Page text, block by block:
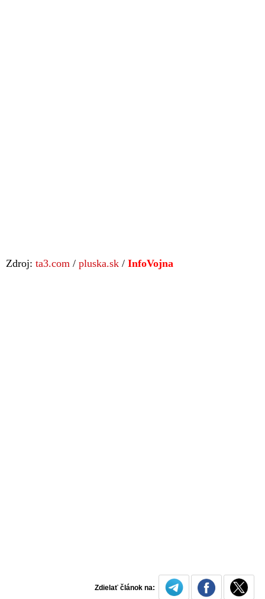
Zdroj: ta3.com / pluska.sk / InfoVojna
Zdielať článok na: